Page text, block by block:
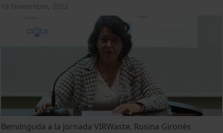
18 Noviembre, 2022
Benvinguda a la jornada VIRWaste. Rosina Gironès